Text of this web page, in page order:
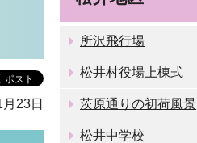
23日
所沢飛行場
松井村役場上棟式
茨原通りの初荷風景
松井中学校